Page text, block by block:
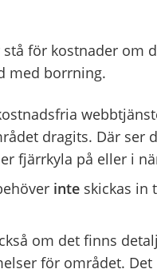
för kostnader om
med borrning.
dragits. Där ser
fjärrkyla på eller i
inte skickas in
om det finns
för området.